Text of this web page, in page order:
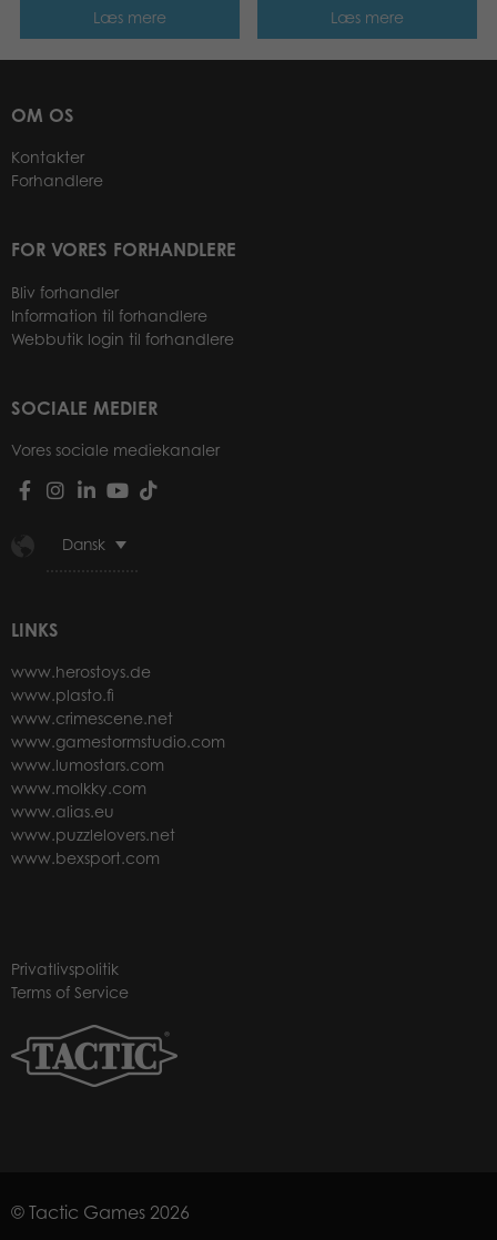
Læs mere Læs mere
OM OS
Kontakter
Forhandlere
FOR VORES FORHANDLERE
Bliv forhandler
Information til forhandlere
Webbutik login til forhandlere
SOCIALE MEDIER
Vores sociale mediekanaler
Dansk
LINKS
www.herostoys.de
www.plasto.fi
www.crimescene.net
www.gamestormstudio.com
www.lumostars.com
www.molkky.com
www.alias.eu
www.puzzlelovers.net
www.bexsport.com
Privatlivspolitik
Terms of Service
© Tactic Games 2026